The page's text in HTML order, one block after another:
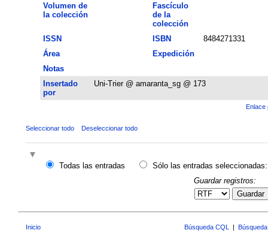
Volumen de
la colección
Fascículo
de la
colección
ISSN
ISBN
8484271331
Área
Expedición
Notas
Insertado
por
Uni-Trier @ amaranta_sg @ 173
Enlace
Seleccionar todo Deseleccionar todo
Todas las entradas
Sólo las entradas seleccionadas:
Guardar registros:
Guardar
Inicio Búsqueda CQL